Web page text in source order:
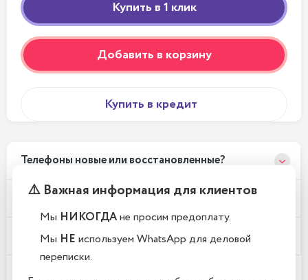
Добавить в корзину
Купить в кредит
Телефоны новые или восстановленные?
Почему у вас такие низкие цены?
Где находится Ваш магазин?
Какой срок гарантии?
⚠️ Важная информация для клиентов
Мы НИКОГДАне просим предоплату.
Мы НЕ используем WhatsApp для деловой
переписки.